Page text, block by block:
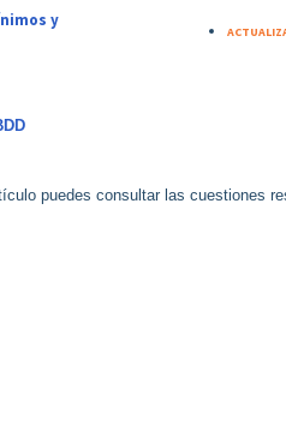
y
puedes consultar las cuestiones